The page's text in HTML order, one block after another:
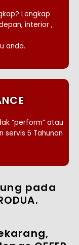
Lengkap
interior ,
anda.
“perform” atau
servis 5 Tahunan
pada